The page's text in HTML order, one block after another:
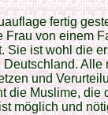
fertig
Frau von einem
Sie ist wohl die
und
die Muslime, die
möglich und